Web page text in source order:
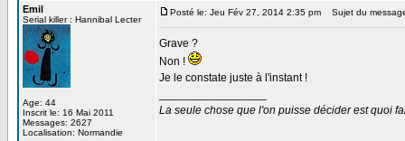
Emil
Serial killer : Hannibal Lecter
Age: 44
Inscrit le: 16 Mai 2011
Messages: 2627
Localisation: Normandie
Posté le: Jeu Fév 27, 2014 2:35 pm Sujet du
Grave ?
Non !
Je le constate juste à l'instant !
La seule chose que l'on puisse décider est quoi